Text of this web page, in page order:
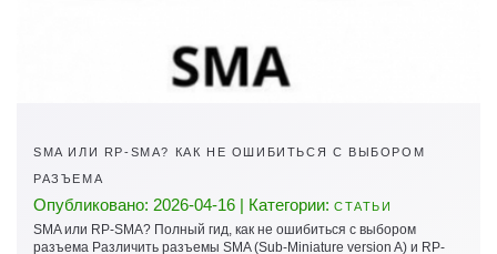
SMA ИЛИ RP-SMA? КАК НЕ ОШИБИТЬСЯ С ВЫБОРОМ
РАЗЪЕМА
Опубликовано: 2026-04-16 | Категории: СТАТЬИ
SMA или RP-SMA? Полный гид, как не ошибиться с выбором
разъема Различить разъемы SMA (Sub-Miniature version A) и RP-